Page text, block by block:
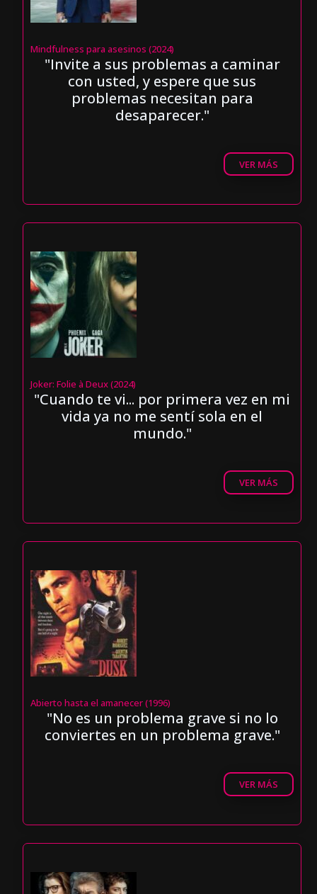
Mindfulness para asesinos (2024)
"Invite a sus problemas a caminar
con usted, y espere que sus
problemas necesitan para
desaparecer."
VER MÁS
Joker: Folie à Deux (2024)
"Cuando te vi... por primera vez en mi
vida ya no me sentí sola en el
mundo."
VER MÁS
Abierto hasta el amanecer (1996)
"No es un problema grave si no lo
conviertes en un problema grave."
VER MÁS